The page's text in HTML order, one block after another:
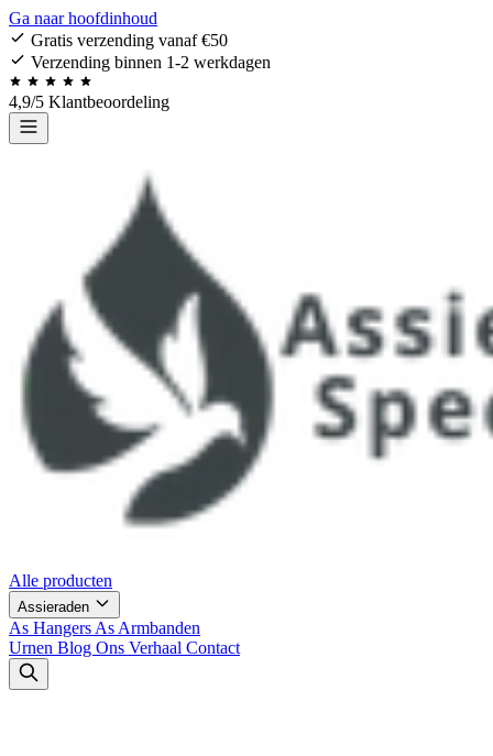
Ga naar hoofdinhoud
Gratis verzending vanaf €50
Verzending binnen 1-2 werkdagen
4,9/5 Klantbeoordeling
Alle producten
Assieraden
As Hangers As Armbanden
Urnen Blog Ons Verhaal Contact